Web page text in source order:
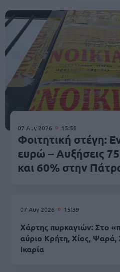
07 Αυγ 2026 15:58
Φοιτητική στέγη:
ευρώ – Αυξήσεις
και 60% στην
07 Αυγ 2026 15:39
Χάρτης πυρκαγιών: Στο
αύριο Κρήτη, Χίος, Ψαρά,
Ικαρία